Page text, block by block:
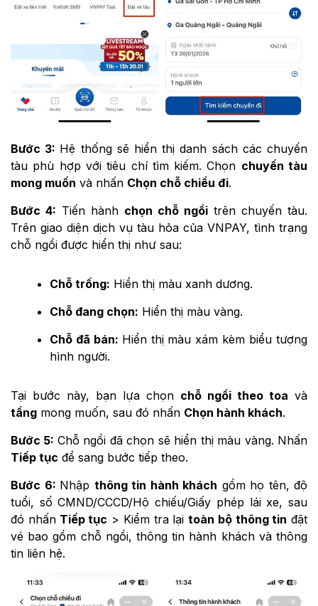
Bước 3: Hệ thống sẽ hiển thị danh sách các chuyến
tàu phù hợp với tiêu chí tìm kiếm. Chọn chuyến tàu
mong muốn và nhấn Chọn chỗ chiều đi.
Bước 4: Tiến hành chọn chỗ ngồi trên chuyến tàu.
Trên giao diện dịch vụ tàu hỏa của VNPAY, tình trạng
chỗ ngồi được hiển thị như sau:
Chỗ trống: Hiển thị màu xanh dương.
Chỗ đang chọn: Hiển thị màu vàng.
Chỗ đã bán: Hiển thị màu xám kèm biểu tượng
hình người.
Tại bước này, bạn lựa chọn chỗ ngồi theo toa và
tầng mong muốn, sau đó nhấn Chọn hành khách.
Bước 5: Chỗ ngồi đã chọn sẽ hiển thị màu vàng. Nhấn
Tiếp tục để sang bước tiếp theo.
Bước 6: Nhập thông tin hành khách gồm họ tên, độ
tuổi, số CMND/CCCD/Hộ chiếu/Giấy phép lái xe, sau
đó nhấnTiếp tục > Kiểm tra lại toàn bộ thông tin đặt
vé bao gồm chỗ ngồi, thông tin hành khách và thông
tin liên hệ.